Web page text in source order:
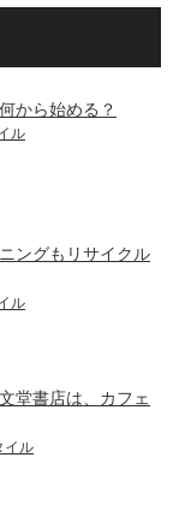
から始める？
ル
ングもリサイクル
ル
堂書店は、カフェ
イル